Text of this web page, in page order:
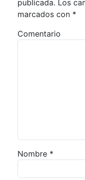
publicada. Los
marcados con *
Comentario
Nombre *